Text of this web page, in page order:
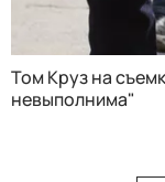
Том Круз на
невыполнима"